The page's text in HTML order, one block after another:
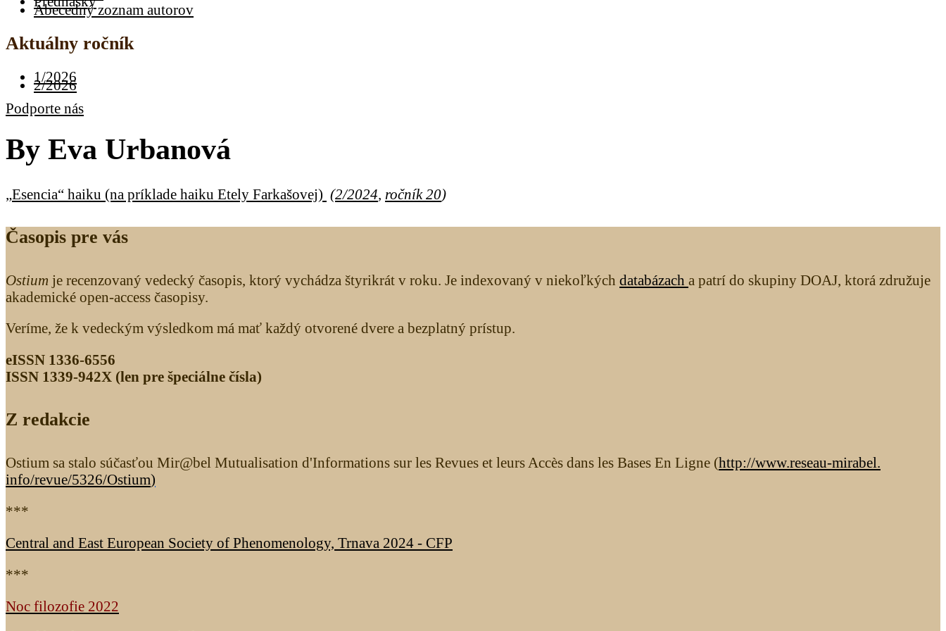
Abecedný zoznam autorov
Aktuálny ročník
1/2026
2/2026
Podporte nás
By Eva Urbanová
„Esencia“ haiku (na príklade haiku Etely Farkašovej) (2/2024 ročník 20)
Časopis pre vás
Ostium je recenzovaný vedecký časopis, ktorý vychádza štyrikrát v roku. Je indexovaný v niekoľkých databázach a patrí do skupiny DOAJ, ktorá združuje
akademické open-access časopisy.
Veríme, že k vedeckým výsledkom má mať každý otvorené dvere a bezplatný prístup.
eISSN 1336-6556
ISSN 1339­-942X (len pre špeciálne čísla)
Z redakcie
Ostium sa stalo súčasťou Mir@bel Mutualisation d'Informations sur les Revues et leurs Accès dans les Bases En Ligne (http://www.reseau-mirabel.
info/revue/5326/Ostium)
***
Central and East European Society of Phenomenology, Trnava 2024 - CFP
***
Noc filozofie 2022